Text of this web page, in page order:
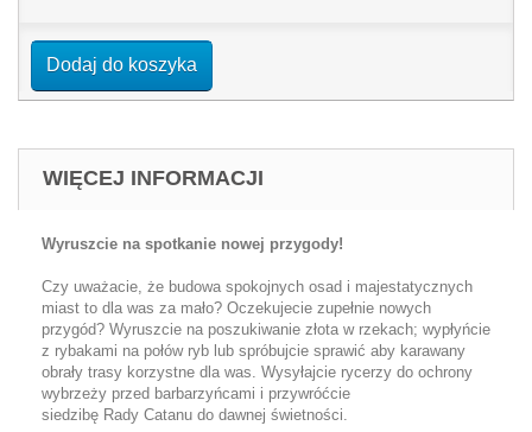
Dodaj do koszyka
WIĘCEJ INFORMACJI
Wyruszcie na spotkanie nowej przygody!
Czy uważacie, że budowa spokojnych osad i majestatycznych
miast to dla was za mało? Oczekujecie zupełnie nowych
przygód? Wyruszcie na poszukiwanie złota w rzekach; wypłyńcie
z rybakami na połów ryb lub spróbujcie sprawić aby karawany
obrały trasy korzystne dla was. Wysyłajcie rycerzy do ochrony
wybrzeży przed barbarzyńcami i przywróćcie
siedzibę Rady Catanu do dawnej świetności.